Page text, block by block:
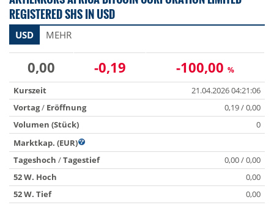
REGISTERED SHS IN USD
USD MEHR
0,00 -0,19 -100,00 %
Kurszeit
21.04.2026 04:21:06
Vortag/ Eröffnung
0,19 / 0,00
Volumen (Stück)
0
Marktkap. (EUR)
Tageshoch /Tagestief
0,00 / 0,00
52 W. Hoch
0,00
52 W. Tief
0,00